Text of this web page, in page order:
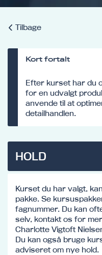
Tilbage
Kort fortalt
Efter kurset har du
for en udvalgt
anvende til at
detailhandlen.
HOLD
Kurset du har valgt,
pakke. Se
fagnummer. Du kan
selv, kontakt os for
Charlotte Vigtoft
Du kan også bruge
adviseret om nye hold.